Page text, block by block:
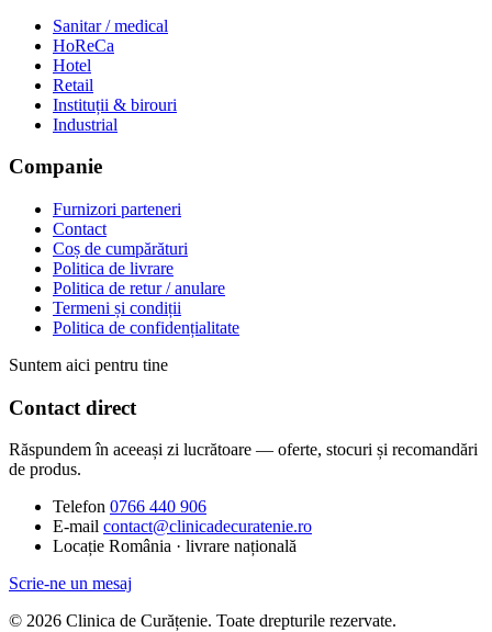
Sanitar / medical
HoReCa
Hotel
Retail
Instituții & birouri
Industrial
Companie
Furnizori parteneri
Contact
Coș de cumpărături
Politica de livrare
Politica de retur / anulare
Termeni și condiții
Politica de confidențialitate
Suntem aici pentru tine
Contact direct
Răspundem în aceeași zi lucrătoare — oferte, stocuri și recomandări
de produs.
Telefon 0766 440 906
E-mail contact@clinicadecuratenie.ro
Locație România · livrare națională
Scrie-ne un mesaj
© 2026 Clinica de Curățenie. Toate drepturile rezervate.